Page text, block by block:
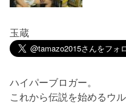
玉蔵
ハイパーブロガー。
これから伝説を始めるウ